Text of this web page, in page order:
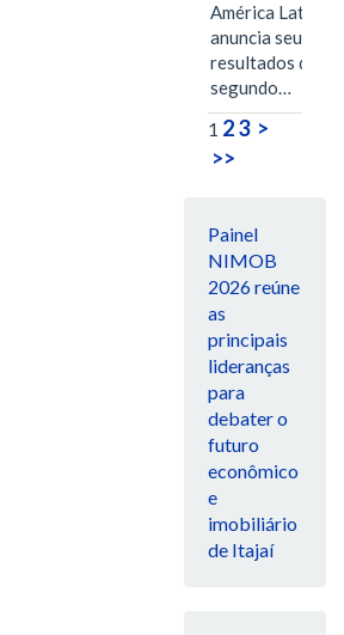
América Latina
anuncia seus
resultados do
segundo…
1 23 >
>>
Painel
NIMOB
2026 reúne
as
principais
lideranças
para
debater o
futuro
econômico
e
imobiliário
de Itajaí